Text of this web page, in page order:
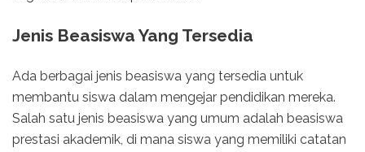
Jenis Beasiswa Yang Tersedia
Ada berbagai jenis beasiswa yang tersedia untuk
membantu siswa dalam mengejar pendidikan mereka.
Salah satu jenis beasiswa yang umum adalah beasiswa
prestasi akademik, di mana siswa yang memiliki catatan